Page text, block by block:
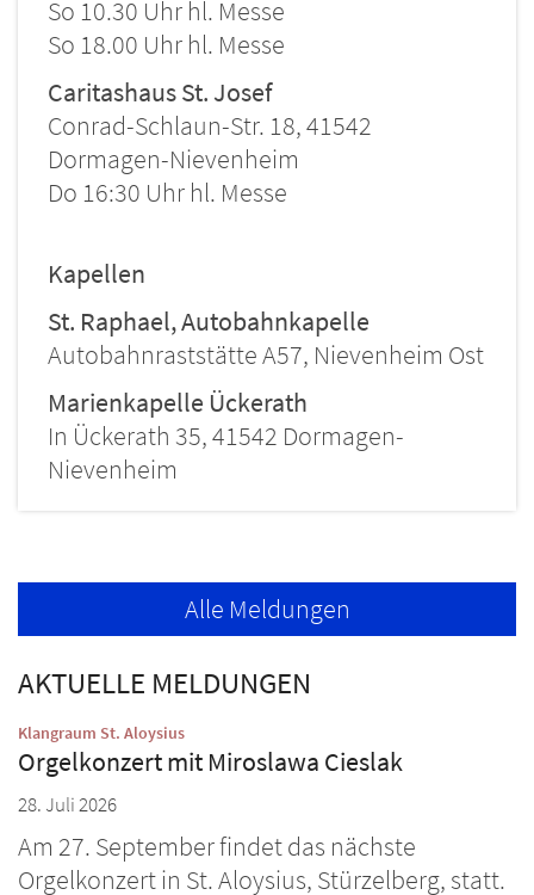
So 10.30 Uhr hl. Messe
So 18.00 Uhr hl. Messe
Caritashaus St. Josef
Conrad-Schlaun-Str. 18, 41542
Dormagen-Nievenheim
Do 16:30 Uhr hl. Messe
Kapellen
St. Raphael, Autobahnkapelle
Autobahnraststätte A57, Nievenheim Ost
Marienkapelle Ückerath
In Ückerath 35, 41542 Dormagen-
Nievenheim
Alle Meldungen
AKTUELLE MELDUNGEN
Klangraum St. Aloysius:
Orgelkonzert mit Miroslawa Cieslak
28. Juli 2026
Am 27. September findet das nächste
Orgelkonzert in St. Aloysius, Stürzelberg, statt.